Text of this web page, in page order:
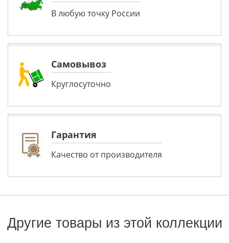
В любую точку России
Самовывоз
Круглосуточно
Гарантия
Качество от производителя
Другие товары из этой коллекции